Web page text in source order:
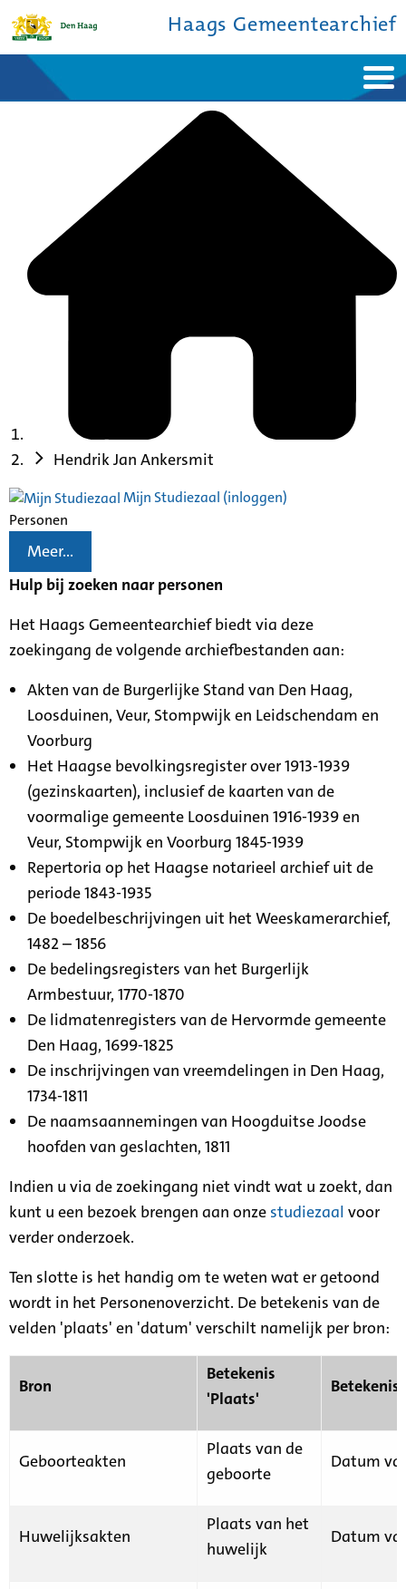
Haags Gemeentearchief
Bronnen en collecties
Hendrik Jan Ankersmit
Mijn Studiezaal (inloggen)
Personen
Meer...
Hulp bij zoeken naar personen
Het Haags Gemeentearchief biedt via deze
zoekingang de volgende archiefbestanden aan:
Akten van de Burgerlijke Stand van Den Haag,
Loosduinen, Veur, Stompwijk en Leidschendam en
Voorburg
Het Haagse bevolkingsregister over 1913-1939
(gezinskaarten), inclusief de kaarten van de
voormalige gemeente Loosduinen 1916-1939 en
Veur, Stompwijk en Voorburg 1845-1939
Repertoria op het Haagse notarieel archief uit de
periode 1843-1935
De boedelbeschrijvingen uit het Weeskamerarchief,
1482 – 1856
De bedelingsregisters van het Burgerlijk
Armbestuur, 1770-1870
De lidmatenregisters van de Hervormde gemeente
Den Haag, 1699-1825
De inschrijvingen van vreemdelingen in Den Haag,
1734-1811
De naamsaannemingen van Hoogduitse Joodse
hoofden van geslachten, 1811
Indien u via de zoekingang niet vindt wat u zoekt, dan
kunt u een bezoek brengen aan onze studiezaal voor
verder onderzoek.
Ten slotte is het handig om te weten wat er getoond
wordt in het Personenoverzicht. De betekenis van de
velden 'plaats' en 'datum' verschilt namelijk per bron:
Bron
Betekenis
'Plaats'
Geboorteakten
Plaats van de
geboorte
Datum
Huwelijksakten
Plaats van het
huwelijk
Datum